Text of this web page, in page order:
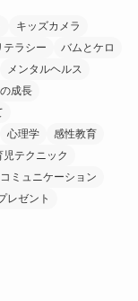
キッズカメラ
テラシー
バムとケロ
メンタルヘルス
成長
心理学
感性教育
児テクニック
ミュニケーション
レゼント